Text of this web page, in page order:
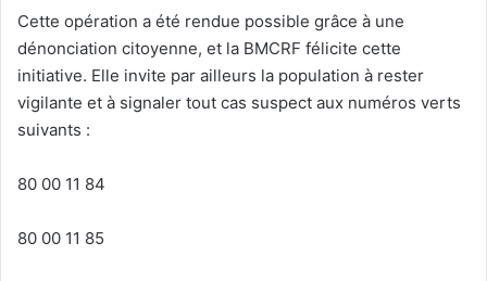
Cette opération a été rendue possible grâce à une
dénonciation citoyenne, et la BMCRF félicite cette
initiative. Elle invite par ailleurs la population à rester
vigilante et à signaler tout cas suspect aux numéros verts
suivants :
80 00 11 84
80 00 11 85